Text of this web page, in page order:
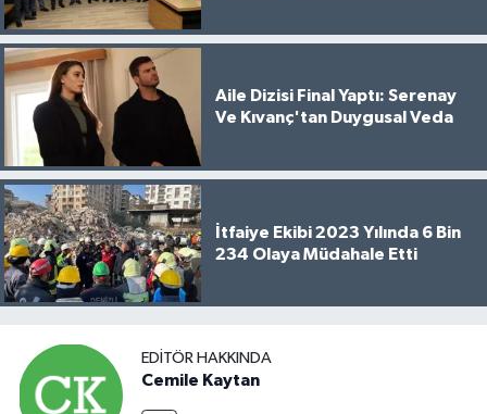
Aile Dizisi Final Yaptı: Serenay
Ve Kıvanç'tan Duygusal Veda
İtfaiye Ekibi 2023 Yılında 6 Bin
234 Olaya Müdahale Etti
EDITÖR HAKKINDA
Cemile Kaytan